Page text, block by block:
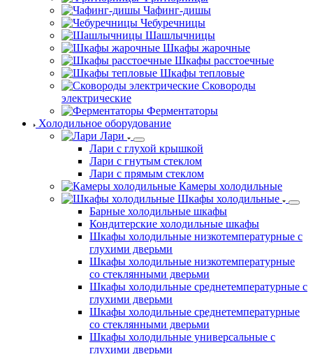
Чафинг-дишы
Чебуречницы
Шашлычницы
Шкафы жарочные
Шкафы расстоечные
Шкафы тепловые
Сковороды
электрические
Ферментаторы
Холодильное оборудование
Лари
Лари с глухой крышкой
Лари с гнутым стеклом
Лари с прямым стеклом
Камеры холодильные
Шкафы холодильные
Барные холодильные шкафы
Кондитерские холодильные шкафы
Шкафы холодильные низкотемпературные с
глухими дверьми
Шкафы холодильные низкотемпературные
со стеклянными дверьми
Шкафы холодильные среднетемпературные с
глухими дверьми
Шкафы холодильные среднетемпературные
со стеклянными дверьми
Шкафы холодильные универсальные с
глухими дверьми